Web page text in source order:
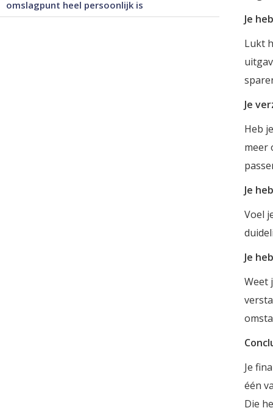
omslagpunt heel persoonlijk is
Je
Lukt
Je
Heb
meer
Je
Voel
Je
Weet
Je
één
Die